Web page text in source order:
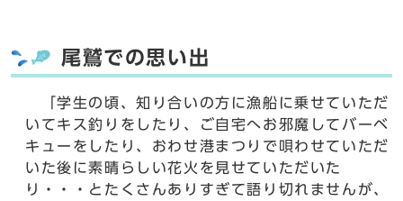
尾鷲での思い出
「学生の頃、知り合いの方に漁船に乗せていただ
いてキス釣りをしたり、ご自宅へお邪魔してバーベ
キューをしたり、おわせ港まつりで唄わせていただ
いた後に素晴らしい花火を見せていただいた
り・・・とたくさんありすぎて語り切れませんが、